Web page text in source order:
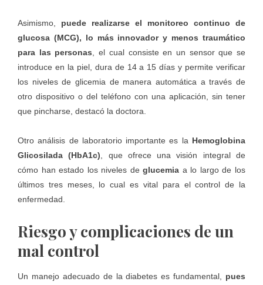
Asimismo, puede realizarse el monitoreo continuo de
glucosa (MCG), lo más innovador y menos traumático
para las personas , el cual consiste en un sensor que se
introduce en la piel, dura de 14 a 15 días y permite verificar
los niveles de glicemia de manera automática a través de
otro dispositivo o del teléfono con una aplicación, sin tener
que pincharse, destacó la doctora.
Otro análisis de laboratorio importante es la Hemoglobina
Glicosilada (HbA1c) , que ofrece una visión integral de
cómo han estado los niveles deglucemia a lo largo de los
últimos tres meses, lo cual es vital para el control de la
enfermedad.
Riesgo y complicaciones de un
mal control
Un manejo adecuado de la diabetes es fundamental, pues